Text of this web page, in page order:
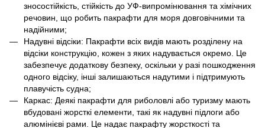
зносостійкість, стійкість до УФ-випромінювання та хімічних
речовин, що робить пакрафти для моря довговічними та
надійними;
Надувні відсіки: Пакрафти всіх видів мають розділену на
відсіки конструкцію, кожен з яких надувається окремо. Це
забезпечує додаткову безпеку, оскільки у разі пошкодження
одного відсіку, інші залишаються надутими і підтримують
плавучість судна;
Каркас: Деякі пакрафти для риболовлі або туризму мають
вбудовані жорсткі елементи, такі як надувні підлоги або
алюмінієві рами. Це надає пакрафту жорсткості та